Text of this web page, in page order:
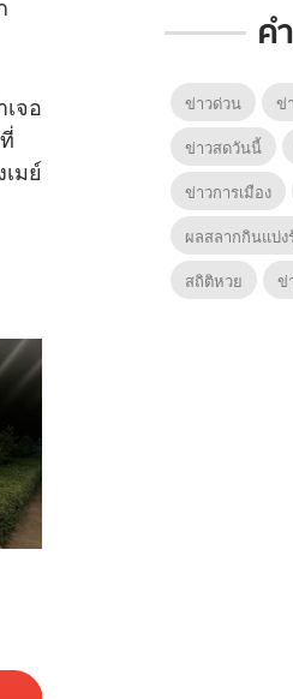
จอ
มย์
ค
ข่าวด่วน
ข่
ข่าวสดวันนี้
ข่าวการเมือง
ผลสลากกินแบ่ง
สถิติหวย
ข่